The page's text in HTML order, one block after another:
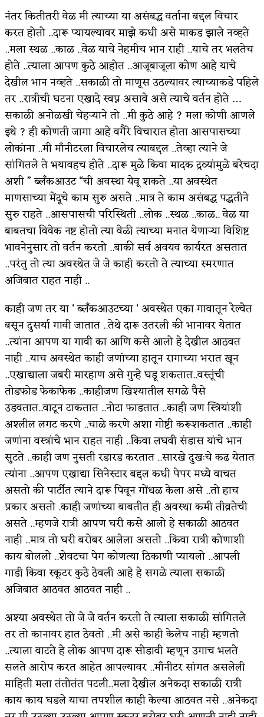
नंतर कितीतरी वेळ मी त्याच्या या असंबद्ध वर्ताना बद्दल विचार
करत होतो ..दारू प्यायल्यावर माझे कधी असे माकड झाले नव्हते
..मला स्थळ ..काळ ..वेळ याचे नेहमीच भान राही ..याचे तर भलतेच
होते ..त्याला आपण कुठे आहोत ..आजूबाजूला कोण आहे याचे
देखील भान नव्हते ..सकाळी तो माणूस उठल्यावर त्याच्याकडे पहिले
तर ..रात्रीची घटना एखादे स्वप्न असावे असे त्याचे वर्तन होते …
सकाळी अनोळखी चेहऱ्याने तो ..मी कुठे आहे ? मला कोणी आणले
इथे ? ही कोणती जागा आहे वगैरे विचारात होता आसपासच्या
लोकांना ..मी माँनीटरला विचारलेच त्याबद्दल ..तेव्हा त्याने जे
सांगितले ते भयावहच होते ..दारू मुळे किवा मादक द्रव्यांमुळे बरेचदा
अशी ” ब्लँकआउट “ची अवस्था येवू शकते ..या अवस्थेत
माणसाच्या मेंदूचे काम सुरु असते ..मात्र ते काम असंबद्ध पद्धतीने
सुरु राहते ..आसपासची परिस्थिती ..लोक ..स्थळ ..काळ.. वेळ या
बाबतचा विवेक नष्ट होतो त्या वेळी त्याच्या मनात येणाऱ्या विशिष्ट
भावनेनुसार तो वर्तन करतो ..बाकी सर्व अवयव कार्यरत असतात
..परंतु तो त्या अवस्थेत जे जे काही करतो ते त्याच्या स्मरणात
अजिबात राहत नाही ..
काही जण तर या ‘ ब्लँकआउटच्या ‘ अवस्थेत एका गावातून रेल्वेत
बसून दुसर्या गावी जातात ..तेथे दारू उतरली की भानावर येतात
..त्यांना आपण या गावी का आणि कसे आलो हे देखील आठवत
नाही ..याच अवस्थेत काही जणांच्या हातून रागाच्या भरात खून
..एखाद्याला जबरी मारहाण असे गुन्हे घडू शकतात..वस्तूंची
तोडफोड फेकाफेक ..काहीजण खिश्यातील सगळे पैसे
उडवतात..वाटून टाकतात ..नोटा फाडतात ..काही जण स्त्रियांशी
अश्लील लगट करणे ..चाळे करणे अशा गोष्टी करूशकतात ..काही
जणांना वस्त्रांचे भान राहत नाही ..किवा लघवी संडास यांचे भान
सुटते ..काही जण नुसती रडारड करतात ..सारखे दुखःचे कढ येतात
त्यांना ..आपण एखाद्या सिनेस्टार बद्दल कधी पेपर मध्ये वाचत
असतो की पार्टीत त्याने दारू पिवून गोंधळ केला असे ..तो हाच
प्रकार असतो .काही जणांच्या बाबतीत ही अवस्था कमी तीव्रतेची
असते ..म्हणजे रात्री आपण घरी कसे आलो हे सकाळी आठवत
नाही ..मात्र तो घरी बरोबर आलेला असतो ..किवा रात्री कोणाशी
काय बोललो ..शेवटचा पेग कोणत्या ठिकाणी प्यायलो ..आपली
गाडी किवा स्कूटर कुठे ठेवली आहे हे सगळे त्याला सकाळी
अजिबात आठवत आठवत नाही ..
अश्या अवस्थेत तो जे जे वर्तन करतो ते त्याला सकाळी सांगितले
तर तो कानावर हात ठेवतो ..मी असे काही केलेच नाही म्हणतो
..त्याला वाटते हे लोक आपण दारू सोडावी म्हणून उगाच भलते
सलते आरोप करत आहेत आपल्यावर ..माँनीटर सांगत असलेली
माहिती मला तंतोतंत पटली..मला देखील अनेकदा सकाळी रात्री
काय काय घडले याचा तपशील काही केल्या आठवत नसे ..अनेकदा